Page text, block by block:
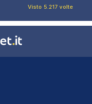
Visto 5.217 volte